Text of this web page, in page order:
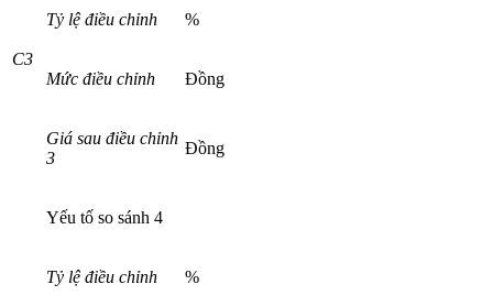
C3
Tỷ lệ điều chỉnh %
Mức điều chỉnh Đồng
Giá sau điều chỉnh
3
Đồng
Yếu tố so sánh 4
Tỷ lệ điều chỉnh %